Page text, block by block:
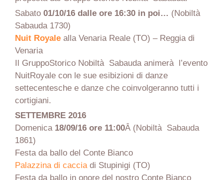
Sabato 01/10/16 dalle ore 16:30 in poi… (Nobiltà
Sabauda 1730)
Nuit Royale alla Venaria Reale (TO) – Reggia di
Venaria
Il GruppoStorico Nobiltà Sabauda animerà l’evento
NuitRoyale con le sue esibizioni di danze
settecentesche e danze che coinvolgeranno tutti i
cortigiani.
SETTEMBRE 2016
Domenica18/09/16 ore 11:00Â (Nobiltà Sabauda
1861)
Festa da ballo del Conte Bianco
Palazzina di cacciadi Stupinigi (TO)
Festa da ballo in onore del nostro Conte Bianco